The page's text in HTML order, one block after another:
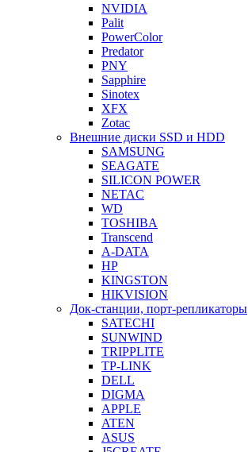
NVIDIA
Palit
PowerColor
Predator
PNY
Sapphire
Sinotex
XFX
Zotac
Внешние диски SSD и HDD
SAMSUNG
SEAGATE
SILICON POWER
NETAC
WD
TOSHIBA
Transcend
A-DATA
HP
KINGSTON
HIKVISION
Док-станции, порт-репликаторы
SATECHI
SUNWIND
TRIPPLITE
TP-LINK
DELL
DIGMA
APPLE
ATEN
ASUS